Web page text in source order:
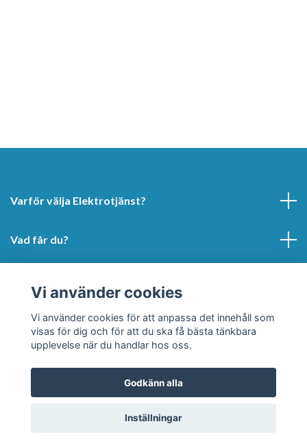
Varför välja Elektrotjänst?
Vad får du?
Sociala medier
© 2026 Elektrotjänst Superdealen
Vi använder cookies
Vi använder cookies för att anpassa det innehåll som
visas för dig och för att du ska få bästa tänkbara
upplevelse när du handlar hos oss.
Godkänn alla
Inställningar